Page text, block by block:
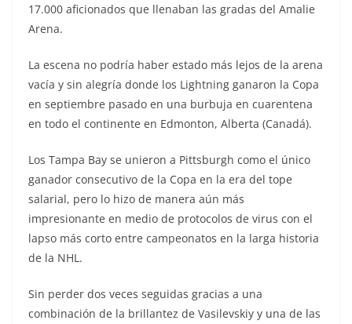
17.000 aficionados que llenaban las gradas del Amalie
Arena.
La escena no podría haber estado más lejos de la arena
vacía y sin alegría donde los Lightning ganaron la Copa
en septiembre pasado en una burbuja en cuarentena
en todo el continente en Edmonton, Alberta (Canadá).
Los Tampa Bay se unieron a Pittsburgh como el único
ganador consecutivo de la Copa en la era del tope
salarial, pero lo hizo de manera aún más
impresionante en medio de protocolos de virus con el
lapso más corto entre campeonatos en la larga historia
de la NHL.
Sin perder dos veces seguidas gracias a una
combinación de la brillantez de Vasilevskiy y una de las